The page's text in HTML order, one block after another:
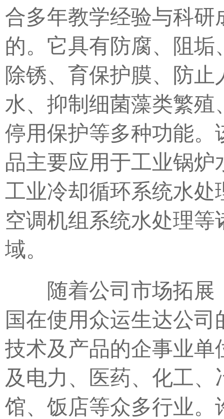
合多年教学经验与科研
的。它具有防腐、阻垢
除锈、育保护膜、防止
水、抑制细菌藻类繁殖
停用保护等多种功能。
品主要应用于工业锅炉
工业冷却循环系统水处
空调机组系统水处理等
域。
随着公司市场拓展
国在使用众运生达公司
技术及产品的企事业单
及电力、医药、化工、
馆、饭店等众多行业。